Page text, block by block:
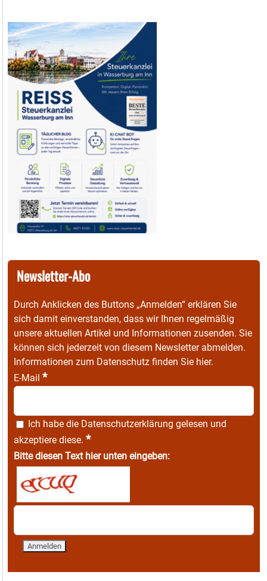
Newsletter-Abo
Durch Anklicken des Buttons „Anmelden“ erklären Sie
sich damit einverstanden, dass wir Ihnen regelmäßig
unsere aktuellen Artikel und Informationen zusenden. Sie
können sich jederzeit von diesem Newsletter abmelden.
Informationen zum Datenschutz finden Sie hier.
E-Mail *
Ich habe die Datenschutzerklärung gelesen und
akzeptiere diese. *
Bitte diesen Text hier unten eingeben: